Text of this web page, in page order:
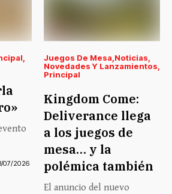
07/2026
Juegos De Mesa Noticias
Novedades Y Lanzamientos
Principal
Kingdom Come:
Deliverance llega
a los juegos de
mesa… y la
polémica también
El anuncio del nuevo